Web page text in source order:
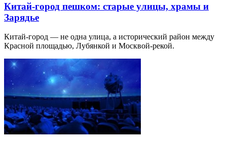
Китай-город пешком: старые улицы, храмы и
Зарядье
Китай-город — не одна улица, а исторический район между
Красной площадью, Лубянкой и Москвой-рекой.